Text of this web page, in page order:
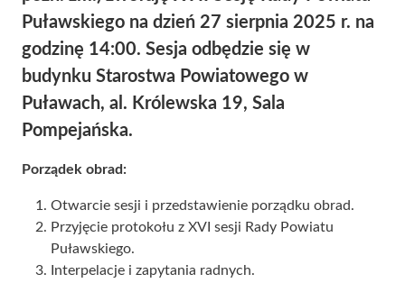
Puławskiego na dzień 27 sierpnia 2025 r. na
godzinę 14:00. Sesja odbędzie się w
budynku Starostwa Powiatowego w
Puławach, al. Królewska 19, Sala
Pompejańska.
Porządek obrad:
Otwarcie sesji i przedstawienie porządku obrad.
Przyjęcie protokołu z XVI sesji Rady Powiatu
Puławskiego.
Interpelacje i zapytania radnych.